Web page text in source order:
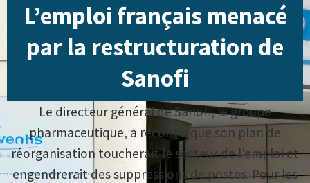
L’emploi français menacé
par la restructuration de
Sanofi
Le directeur général de Sanofi, le groupe
pharmaceutique, a reconnu que son plan de
réorganisation toucherait le secteur de l'emploi et
engendrerait des suppressions de postes. Pour les